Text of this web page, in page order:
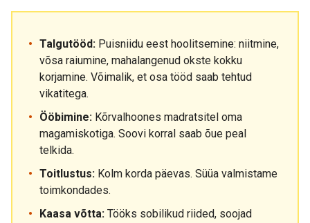
Talgutööd: Puisniidu eest hoolitsemine: niitmine,
võsa raiumine, mahalangenud okste kokku
korjamine. Võimalik, et osa tööd saab tehtud
vikatitega.
Ööbimine: Kõrvalhoones madratsitel oma
magamiskotiga. Soovi korral saab õue peal
telkida.
Toitlustus: Kolm korda päevas. Süüa valmistame
toimkondades.
Kaasa võtta: Tööks sobilikud riided, soojad